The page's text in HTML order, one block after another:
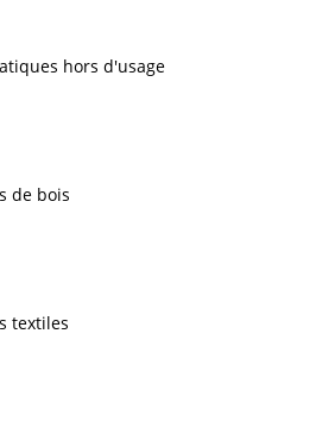
hors d'usage
de bois
textiles